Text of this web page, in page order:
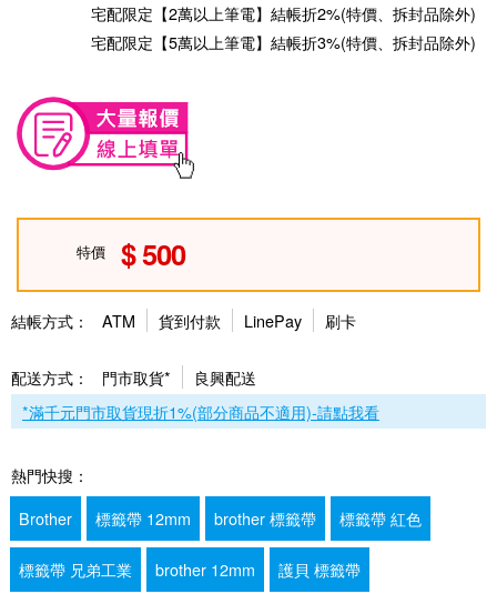
宅配限定【2萬以上筆電】結帳折2%(特價、拆封品除外)
宅配限定【5萬以上筆電】結帳折3%(特價、拆封品除外)
特價 500
結帳方式： ATM 貨到付款 LinePay 刷卡
配送方式： 門市取貨*
良興配送
*滿千元門市取貨現折1%(部分商品不適用)-請點我看
熱門快搜：
Brother
標籤帶 12mm brother 標籤帶 標籤帶 紅色
標籤帶 兄弟工業 brother 12mm 護貝 標籤帶